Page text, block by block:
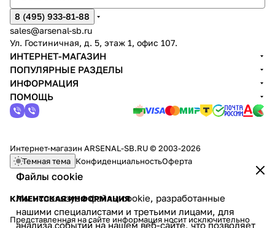
Файлы cookie
Мы используем файлы cookie, разработанные
нашими специалистами и третьими лицами, для
анализа событий на нашем веб-сайте, что позволяет
8 (495) 933-81-88
sales@arsenal-sb.ru
Ул. Гостиничная, д. 5, этаж 1, офис 107.
ИНТЕРНЕТ-МАГАЗИН
ПОПУЛЯРНЫЕ РАЗДЕЛЫ
ИНФОРМАЦИЯ
ПОМОЩЬ
Интернет-магазин ARSENAL-SB.RU © 2003-2026
Темная тема КонфиденциальностьОферта
КЛИЕНТСКАЯ ИНФОРМАЦИЯ
Представленная на сайте информация носит исключительно